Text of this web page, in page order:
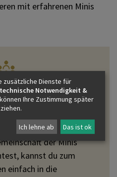
mit erfahrenen Minis
mitmachen?
geweckt haben und
der Minis
kannst du zum
einfach in die
zusätzliche Dienste für
Notwendigkeit &
Ihre Zustimmung später
Ich lehne ab Das ist ok